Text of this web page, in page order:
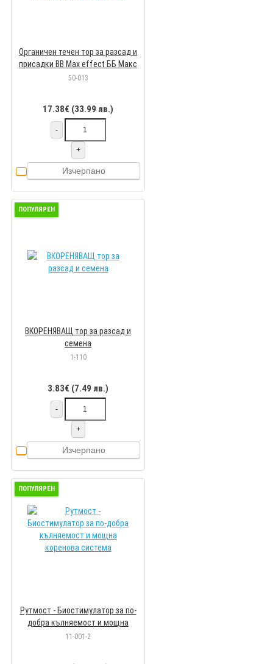
Органичен течен тор за разсад и
присадки BB Max effect ББ Макс
ефект 1л
50-013
17.38€ (33.99 лв.)
-
+
Изчерпано
ПОПУЛЯРЕН
ВКОРЕНЯВАЩ тор за разсад и
семена
1-110
3.83€ (7.49 лв.)
-
+
Изчерпано
ПОПУЛЯРЕН
Рутмост - Биостимулатор за по-
добра кълняемост и мощна
коренова система
11-001-2